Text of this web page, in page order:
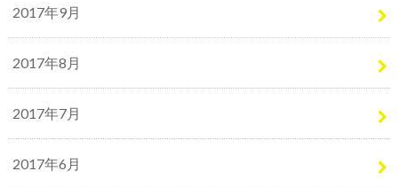
2017年9月
2017年8月
2017年7月
2017年6月